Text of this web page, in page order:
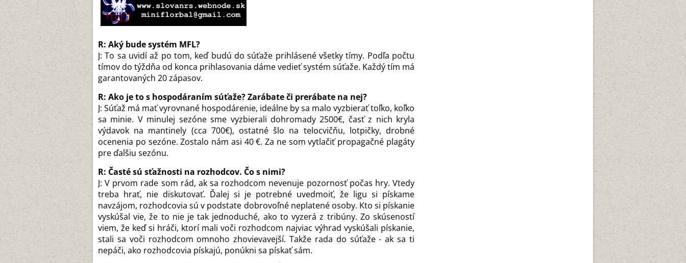
R: Aký bude systém MFL?
J: To sa uvidí až po tom, keď budú do súťaže prihlásené všetky tímy. Podľa počtu
tímov do týždňa od konca prihlasovania dáme vedieť systém súťaže. Každý tím má
garantovaných 20 zápasov.
R: Ako je to s hospodáraním súťaže? Zarábate či prerábate na nej?
J: Súťaž má mať vyrovnané hospodárenie, ideálne by sa malo vyzbierať toľko, koľko
sa minie. V minulej sezóne sme vyzbierali dohromady 2500€, časť z nich kryla
výdavok na mantinely (cca 700€), ostatné šlo na telocvičňu, lotpičky, drobné
ocenenia po sezóne. Zostalo nám asi 40 €. Za ne som vytlačiť propagačné plagáty
pre ďalšiu sezónu.
R: Časté sú sťažnosti na rozhodcov. Čo s nimi?
J: V prvom rade som rád, ak sa rozhodcom nevenuje pozornosť počas hry. Vtedy
treba hrať, nie diskutovať. Ďalej si je potrebné uvedmoiť, že ligu si pískame
navzájom, rozhodcovia sú v podstate dobrovoľné neplatené osoby. Kto si pískanie
vyskúšal vie, že to nie je tak jednoduché, ako to vyzerá z tribúny. Zo skúseností
viem, že keď si hráči, ktorí mali voči rozhodcom najviac výhrad vyskúšali pískanie,
stali sa voči rozhodcom omnoho zhovievavejší. Takže rada do súťaže - ak sa ti
nepáči, ako rozhodcovia pískajú, ponúkni sa pískať sám.